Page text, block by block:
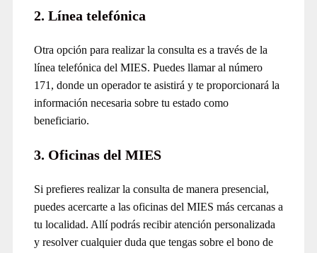
2. Línea telefónica
Otra opción para realizar la consulta es a través de la
línea telefónica del MIES. Puedes llamar al número
171, donde un operador te asistirá y te proporcionará la
información necesaria sobre tu estado como
beneficiario.
3. Oficinas del MIES
Si prefieres realizar la consulta de manera presencial,
puedes acercarte a las oficinas del MIES más cercanas a
tu localidad. Allí podrás recibir atención personalizada
y resolver cualquier duda que tengas sobre el bono de